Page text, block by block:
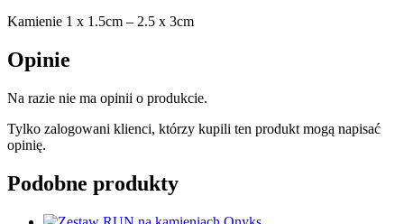
Kamienie 1 x 1.5cm – 2.5 x 3cm
Opinie
Na razie nie ma opinii o produkcie.
Tylko zalogowani klienci, którzy kupili ten produkt mogą napisać
opinię.
Podobne produkty